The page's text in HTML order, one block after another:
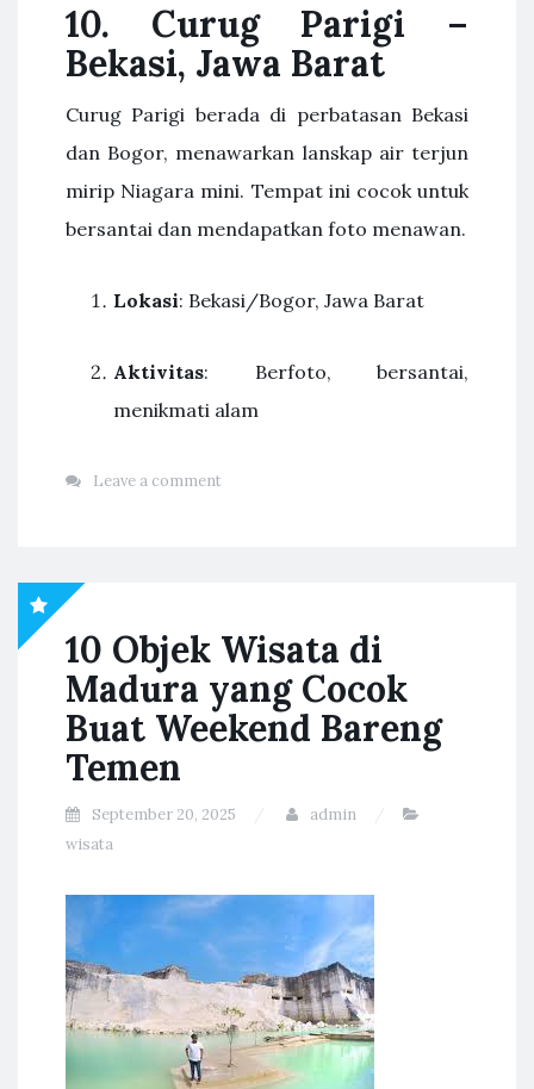
10. Curug Parigi –
Bekasi, Jawa Barat
Curug Parigi berada di perbatasan Bekasi
dan Bogor, menawarkan lanskap air terjun
mirip Niagara mini. Tempat ini cocok untuk
bersantai dan mendapatkan foto menawan.
Lokasi: Bekasi/Bogor, Jawa Barat
Aktivitas: Berfoto, bersantai,
menikmati alam
Leave a comment
10 Objek Wisata di
Madura yang Cocok
Buat Weekend Bareng
Temen
September 20, 2025
admin
wisata